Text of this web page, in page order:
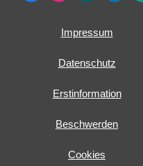
Impressum
Datenschutz
Erstinformation
Beschwerden
Cookies